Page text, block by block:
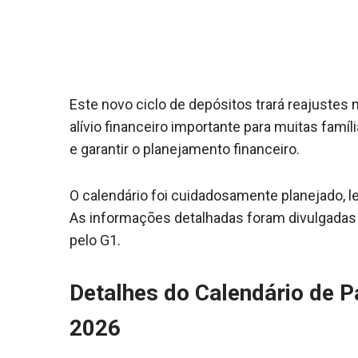
Este novo ciclo de depósitos trará reajustes
alívio financeiro importante para muitas
e garantir o planejamento financeiro.
O calendário foi cuidadosamente planejado,
As informações detalhadas foram
pelo G1.
Detalhes do Calendário de
2026